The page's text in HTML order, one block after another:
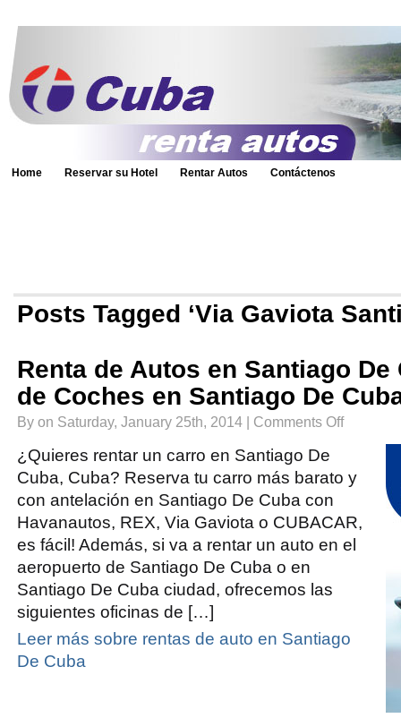
Home Reservar su Hotel Rentar Autos Contáctenos
Posts Tagged ‘Via Gaviota
Renta de Autos en Santiago
de Coches en Santiago De
By on Saturday, January 25th, 2014 | Comments Offon
De
Cuba
de
Coches
Santiago
¿Quieres rentar un carro en Santiago De
Cuba, Cuba? Reserva tu carro más barato y
con antelación en Santiago De Cuba con
Havanautos, REX, Via Gaviota o CUBACAR,
es fácil! Además, si va a rentar un auto en el
aeropuerto de Santiago De Cuba o en
Santiago De Cuba ciudad, ofrecemos las
siguientes oficinas de […]
Leer más sobre rentas de auto en Santiago
De Cuba